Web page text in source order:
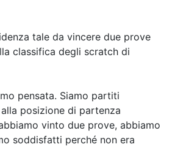
tale da vincere due prove
classifica degli scratch di
pensata. Siamo partiti
posizione di partenza
vinto due prove, abbiamo
soddisfatti perché non era